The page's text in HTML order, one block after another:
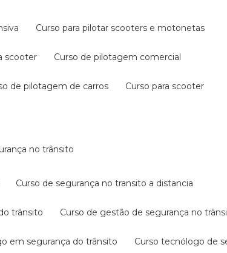
curso para pilotar scooters e motonetas
scooter curso de pilotagem comercial
de pilotagem de carros curso para scooter
no trânsito
curso de segurança no transito a distancia
trânsito curso de gestão de segurança no
em segurança do trânsito curso tecnólogo de